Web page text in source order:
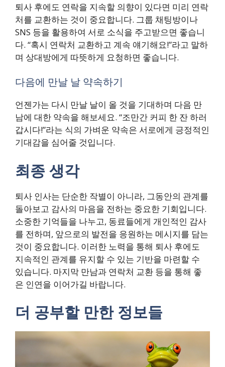
퇴사 후에도 연락을 지속할 의향이 있다면 미리 연락
처를 교환하는 것이 중요합니다. 그룹 채팅방이나
SNS 등을 활용하여 서로 소식을 주고받으면 좋습니
다. “혹시 연락처 교환하고 계속 얘기해요!”라고 말하
며 상대방에게 따뜻하게 요청하면 좋습니다.
다음에 만날 날 약속하기
언젠가는 다시 만날 날이 올 것을 기대하며 다음 만
남에 대한 약속을 해보세요. “조만간 커피 한 잔 하러
갑시다!”라는 식의 가벼운 약속은 서로에게 긍정적인
기대감을 심어줄 것입니다.
최종 생각
퇴사 인사는 단순한 작별이 아니라, 그동안의 관계를
돌아보고 감사의 마음을 전하는 중요한 기회입니다.
소중한 기억들을 나누고, 동료들에게 개인적인 감사
를 전하며, 앞으로의 발전을 응원하는 메시지를 담는
것이 중요합니다. 이러한 노력을 통해 퇴사 후에도
지속적인 관계를 유지할 수 있는 기반을 마련할 수
있습니다. 마지막 만남과 연락처 교환 등을 통해 좋
은 인연을 이어가길 바랍니다.
더 공부할 만한 정보들